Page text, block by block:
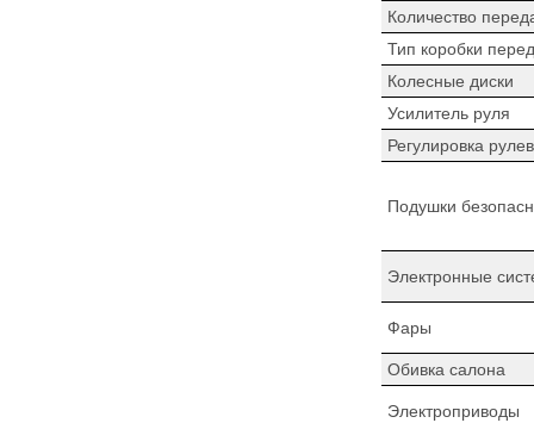
Количество
Тип коробки
Колесные диски
Усилитель руля
Регулировка
Подушки
Электронные
Фары
Обивка салона
Электроприводы